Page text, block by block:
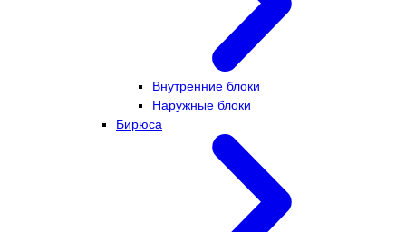
Внутренние блоки
Наружные блоки
Бирюса